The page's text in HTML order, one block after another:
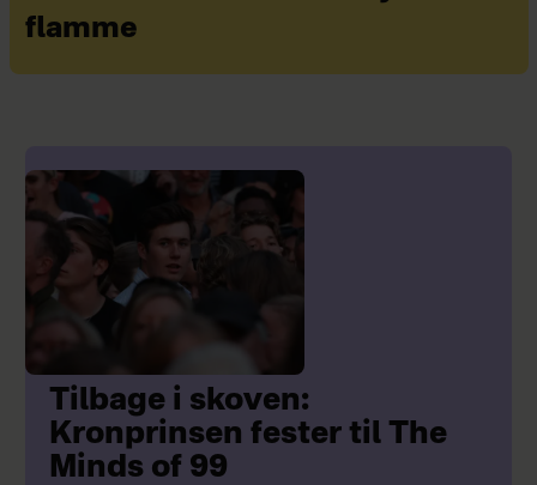
flamme
Tilbage i skoven:
Kronprinsen fester til The
Minds of 99